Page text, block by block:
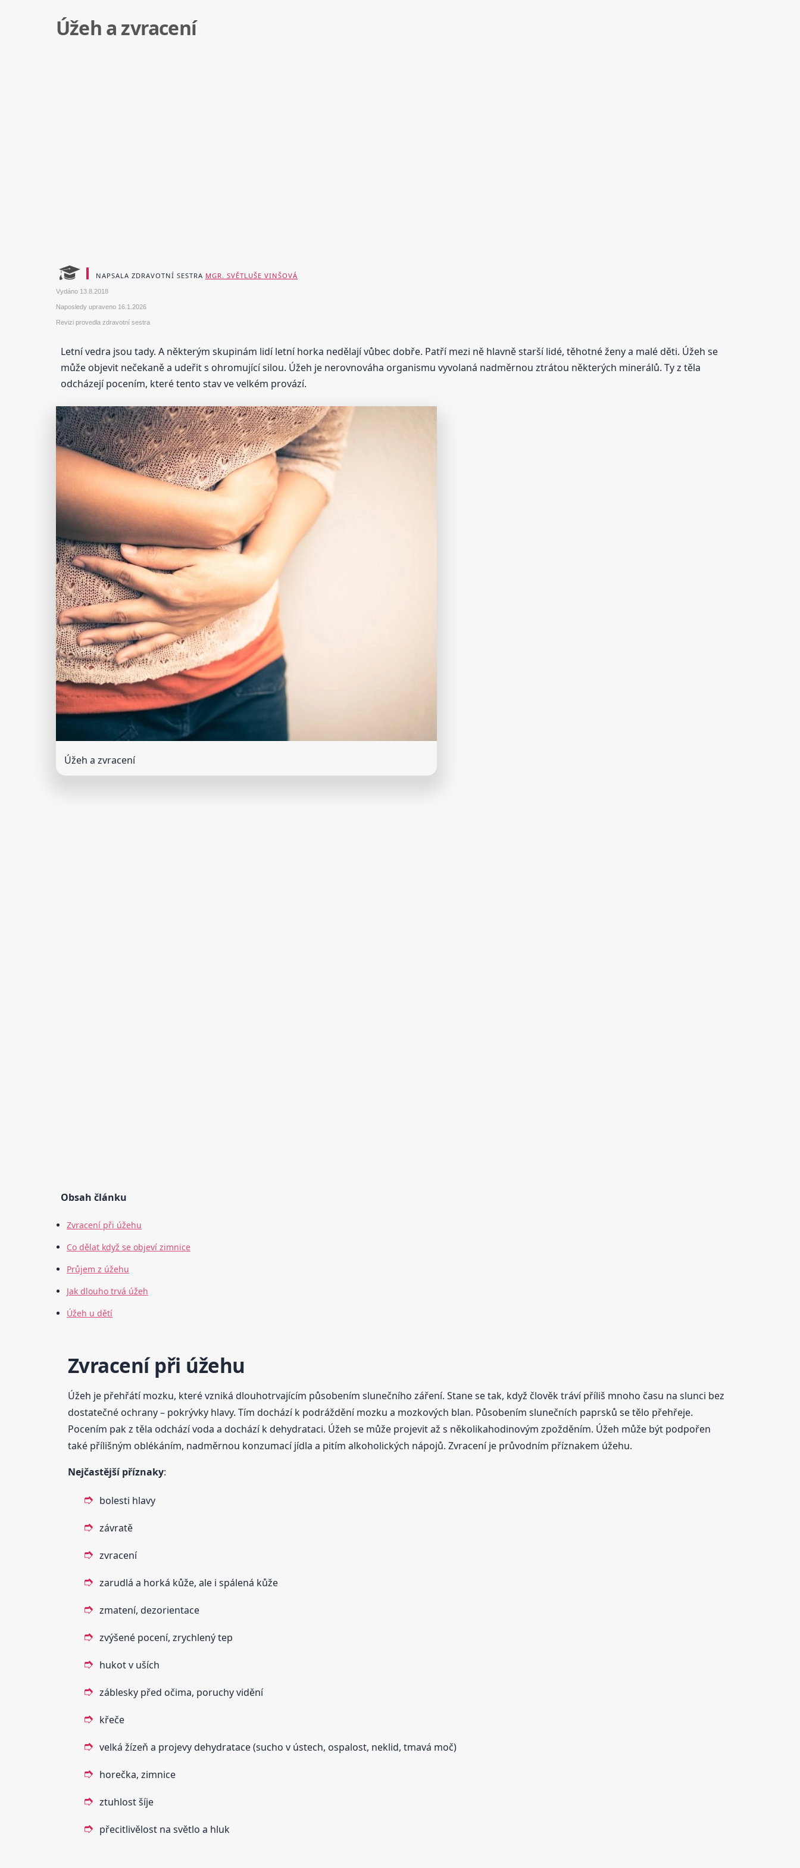
Úžeh a zvracení
NAPSALA ZDRAVOTNÍ SESTRA MGR. SVĚTLUŠE VINŠOVÁ
Vydáno 13.8.2018
Naposledy upraveno 16.1.2026
Revizi provedla zdravotní sestra
Letní vedra jsou tady. A některým skupinám lidí letní horka nedělají vůbec dobře. Patří mezi ně hlavně starší lidé, těhotné ženy a malé děti. Úžeh se
může objevit nečekaně a udeřit s ohromující silou. Úžeh je nerovnováha organismu vyvolaná nadměrnou ztrátou některých minerálů. Ty z těla
odcházejí pocením, které tento stav ve velkém provází.
Úžeh a zvracení
Obsah článku
Zvracení při úžehu
Co dělat když se objeví zimnice
Průjem z úžehu
Jak dlouho trvá úžeh
Úžeh u dětí
Zvracení při úžehu
Úžeh je přehřátí mozku, které vzniká dlouhotrvajícím působením slunečního záření. Stane se tak, když člověk tráví příliš mnoho času na slunci bez
dostatečné ochrany – pokrývky hlavy. Tím dochází k podráždění mozku a mozkových blan. Působením slunečních paprsků se tělo přehřeje.
Pocením pak z těla odchází voda a dochází k dehydrataci. Úžeh se může projevit až s několikahodinovým zpožděním. Úžeh může být podpořen
také přílišným oblékáním, nadměrnou konzumací jídla a pitím alkoholických nápojů. Zvracení je průvodním příznakem úžehu.
Nejčastější příznaky:
bolesti hlavy
závratě
zvracení
zarudlá a horká kůže, ale i spálená kůže
zmatení, dezorientace
zvýšené pocení, zrychlený tep
hukot v uších
záblesky před očima, poruchy vidění
křeče
velká žízeň a projevy dehydratace (sucho v ústech, ospalost, neklid, tmavá moč)
horečka, zimnice
ztuhlost šíje
přecitlivělost na světlo a hluk